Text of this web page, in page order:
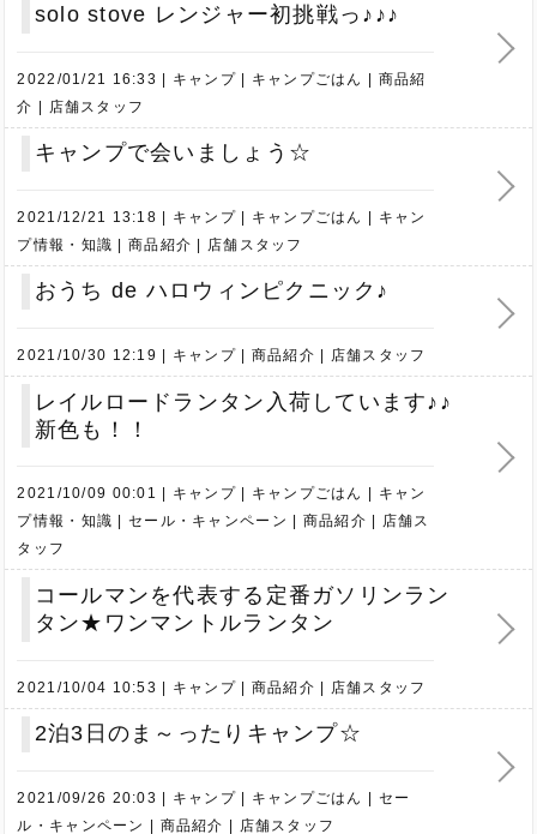
solo stove レンジャー初挑戦っ♪♪♪
2022/01/21 16:33 キャンプ キャンプごはん
商品紹
介
店舗スタッフ
キャンプで会いましょう☆
2021/12/21 13:18 キャンプ キャンプごはん
キャン
プ情報・知識
商品紹介 店舗スタッフ
おうち de ハロウィンピクニック♪
2021/10/30 12:19 キャンプ 商品紹介 店舗スタッフ
レイルロードランタン入荷しています♪♪
新色も！！
2021/10/09 00:01 キャンプ キャンプごはん
キャン
プ情報・知識
セール・キャンペーン 商品紹介
店舗ス
タッフ
コールマンを代表する定番ガソリンラン
タン★ワンマントルランタン
2021/10/04 10:53 キャンプ 商品紹介 店舗スタッフ
2泊3日のま～ったりキャンプ☆
2021/09/26 20:03 キャンプ キャンプごはん
セー
ル・キャンペーン
商品紹介 店舗スタッフ